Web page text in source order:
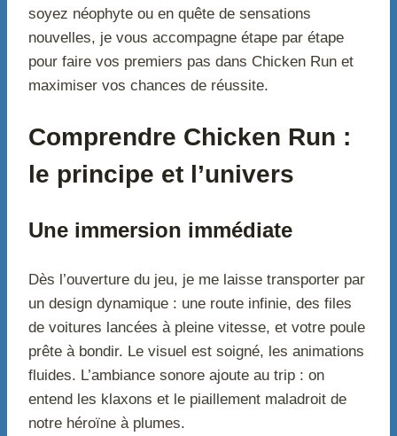
soyez néophyte ou en quête de sensations
nouvelles, je vous accompagne étape par étape
pour faire vos premiers pas dans Chicken Run et
maximiser vos chances de réussite.
Comprendre Chicken Run :
le principe et l’univers
Une immersion immédiate
Dès l’ouverture du jeu, je me laisse transporter par
un design dynamique : une route infinie, des files
de voitures lancées à pleine vitesse, et votre poule
prête à bondir. Le visuel est soigné, les animations
fluides. L’ambiance sonore ajoute au trip : on
entend les klaxons et le piaillement maladroit de
notre héroïne à plumes.